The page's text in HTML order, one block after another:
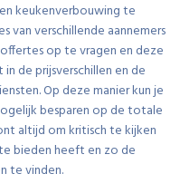
keukenverbouwing te
van verschillende aannemers
op te vragen en deze
de prijsverschillen en de
Op deze manier kun je
besparen op de totale
altijd om kritisch te kijken
bieden heeft en zo de
te vinden.